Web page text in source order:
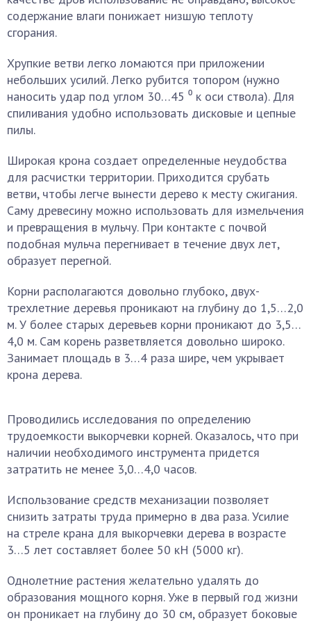
содержание влаги понижает низшую теплоту
сгорания.
Хрупкие ветви легко ломаются при приложении
небольших усилий. Легко рубится топором (нужно
наносить удар под углом 30…45 ⁰ к оси ствола). Для
спиливания удобно использовать дисковые и цепные
пилы.
Широкая крона создает определенные неудобства
для расчистки территории. Приходится срубать
ветви, чтобы легче вынести дерево к месту сжигания.
Саму древесину можно использовать для измельчения
и превращения в мульчу. При контакте с почвой
подобная мульча перегнивает в течение двух лет,
образует перегной.
Корни располагаются довольно глубоко, двух-
трехлетние деревья проникают на глубину до 1,5…2,0
м. У более старых деревьев корни проникают до 3,5…
4,0 м. Сам корень разветвляется довольно широко.
Занимает площадь в 3…4 раза шире, чем укрывает
крона дерева.
Проводились исследования по определению
трудоемкости выкорчевки корней. Оказалось, что при
наличии необходимого инструмента придется
затратить не менее 3,0…4,0 часов.
Использование средств механизации позволяет
снизить затраты труда примерно в два раза. Усилие
на стреле крана для выкорчевки дерева в возрасте
3…5 лет составляет более 50 кН (5000 кг).
Однолетние растения желательно удалять до
образования мощного корня. Уже в первый год жизни
он проникает на глубину до 30 см, образует боковые